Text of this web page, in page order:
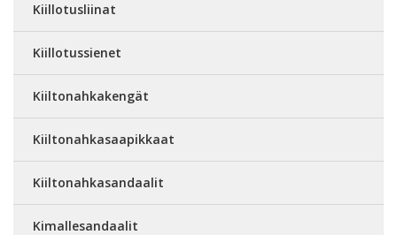
Kiillotusliinat
Kiillotussienet
Kiiltonahkakengät
Kiiltonahkasaapikkaat
Kiiltonahkasandaalit
Kimallesandaalit